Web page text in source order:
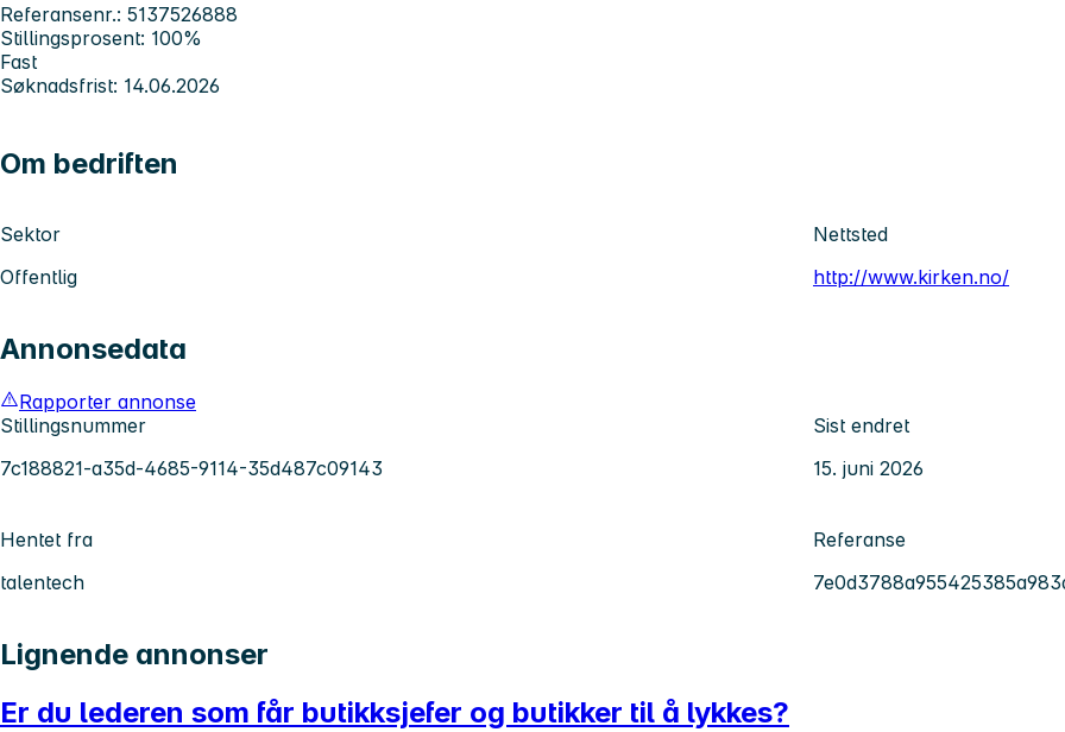
Referansenr.: 5137526888
Stillingsprosent: 100%
Fast
Søknadsfrist: 14.06.2026
Om bedriften
Sektor
Offentlig
Nettsted
http://www.kirken.no/
Annonsedata
Rapporter annonse
Stillingsnummer
7c188821-a35d-4685-9114-35d487c09143
Sist endret
15. juni 2026
Hentet fra
talentech
Referanse
Lignende annonser
Er du lederen som får butikksjefer og butikker til å lykkes?